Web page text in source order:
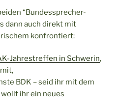
“Bundessprecher-
dann auch direkt mit
konfrontiert:
Jahrestreffen in Schwerin,
BDK – seid ihr mit dem
ihr ein neues